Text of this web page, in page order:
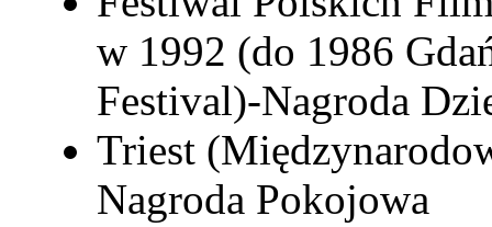
w 1992 (do 1986
Festival)-Nagroda
Triest
Nagroda Pokojowa